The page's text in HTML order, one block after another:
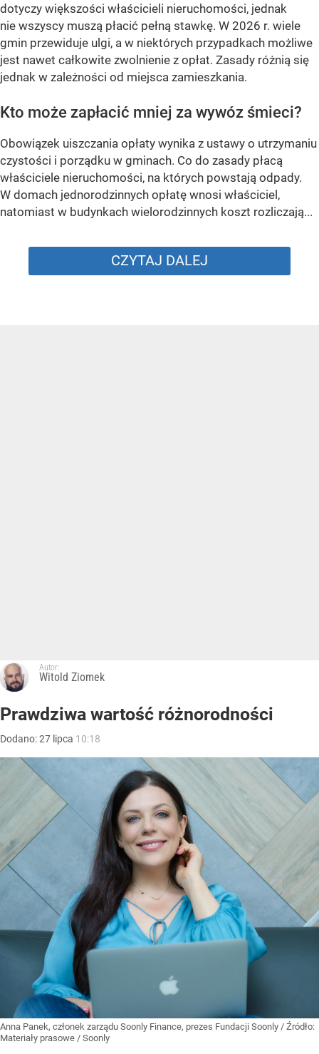
dotyczy większości właścicieli nieruchomości, jednak
nie wszyscy muszą płacić pełną stawkę. W 2026 r. wiele
gmin przewiduje ulgi, a w niektórych przypadkach możliwe
jest nawet całkowite zwolnienie z opłat. Zasady różnią się
jednak w zależności od miejsca zamieszkania.
Kto może zapłacić mniej za wywóz śmieci?
Obowiązek uiszczania opłaty wynika z ustawy o utrzymaniu
czystości i porządku w gminach. Co do zasady płacą
właściciele nieruchomości, na których powstają odpady.
W domach jednorodzinnych opłatę wnosi właściciel,
natomiast w budynkach wielorodzinnych koszt rozliczają...
CZYTAJ DALEJ
Autor:
Witold Ziomek
Prawdziwa wartość różnorodności
Dodano:27 lipca 10:18
Anna Panek, członek zarządu Soonly Finance, prezes Fundacji Soonly / Źródło:
Materiały prasowe / Soonly